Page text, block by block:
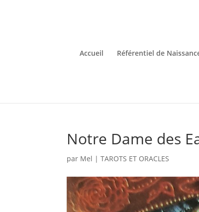
Accueil Référentiel de
Notre Dame des
par Mel |TAROTS ET ORACLES